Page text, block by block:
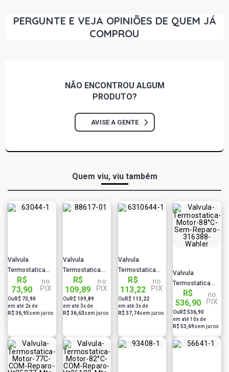
PERGUNTE E VEJA OPINIÕES DE QUEM JÁ
COMPROU
NÃO ENCONTROU ALGUM
PRODUTO?
AVISE A GENTE
Quem viu, viu também
Valvula
Termostatica
Motor 92°C Com
Reparo Vt29792
Mte Thomson
R$
73,90
no
PIX
Ou R$ 73,90
em até 2x de
R$ 36,95sem juros
Valvula
Termostatica
Motor 87°C Sem
Reparo
41047587
Wahler
R$
109,89
no
PIX
Ou R$ 109,89
em até 3x de
R$ 36,63sem juros
Valvula
Termostatica
Motor 82°C
Vt44182 Mte
Thomson
R$
113,22
no
PIX
Ou R$ 113,22
em até 3x de
R$ 37,74sem juros
Valvula
Termostatica
Motor 88°C Sem
Reparo 316388
Wahler
R$
536,90
no
PIX
Ou R$ 536,90
em até 10x de
R$ 53,69sem juros